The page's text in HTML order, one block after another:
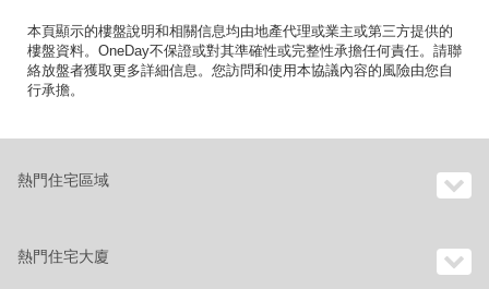
本頁顯示的樓盤說明和相關信息均由地產代理或業主或第三方提供的
樓盤資料。OneDay不保證或對其準確性或完整性承擔任何責任。請聯
絡放盤者獲取更多詳細信息。您訪問和使用本協議內容的風險由您自
行承擔。
熱門住宅區域
熱門住宅大廈